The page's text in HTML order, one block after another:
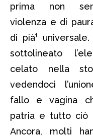
prima non
violenza e di
di pià¹
sottolineato
celato nella
vedendoci
fallo e vagina
patria e tutto ciò
Ancora, molti